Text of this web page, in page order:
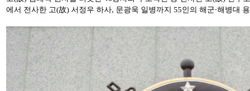
에서 전사한 고(故) 서정우 하사, 문광욱 일병까지 55인의 해군·해병대